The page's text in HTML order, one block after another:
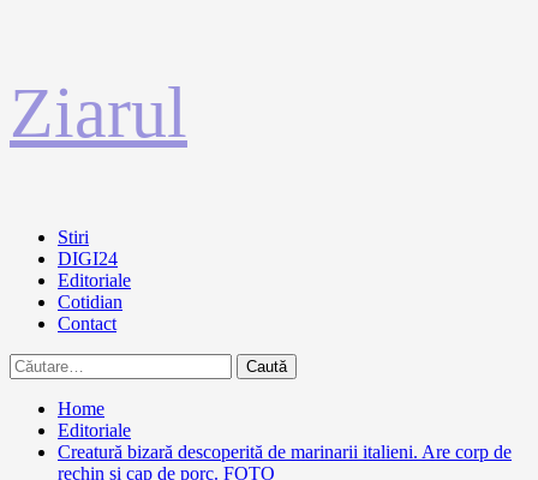
la
conținut
Ziarul
Primary
Menu
Stiri
DIGI24
Editoriale
Cotidian
Contact
Caută
după:
Home
Editoriale
Creatură bizară descoperită de marinarii italieni. Are corp de
rechin și cap de porc. FOTO